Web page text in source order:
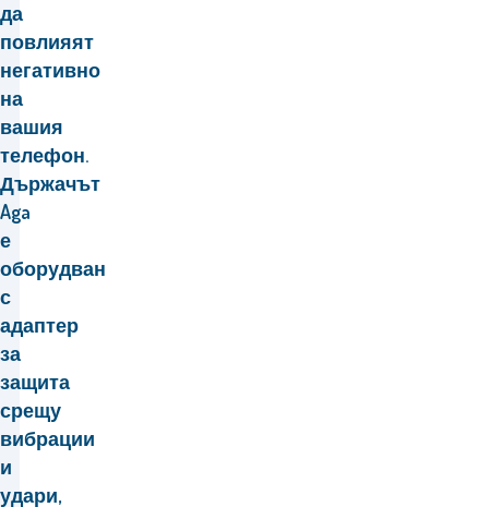
да
повлияят
негативно
на
вашия
телефон.
Държачът
Aga
е
оборудван
с
адаптер
за
защита
срещу
вибрации
и
удари,